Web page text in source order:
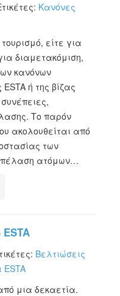
Κανόνες
είτε για
διαμετακόμιση,
κανόνων
ή της βίζας
Το παρόν
ακολουθείται από
των
ατόμων…
Βελτιώσεις
μια δεκαετία.